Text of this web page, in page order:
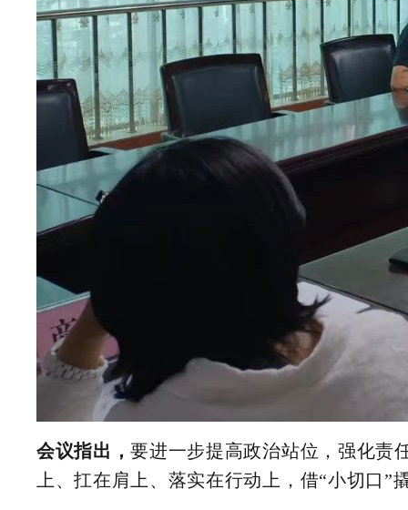
会议指出，要进一步提高政治站位，强化责
上、扛在肩上、落实在行动上，借“小切口